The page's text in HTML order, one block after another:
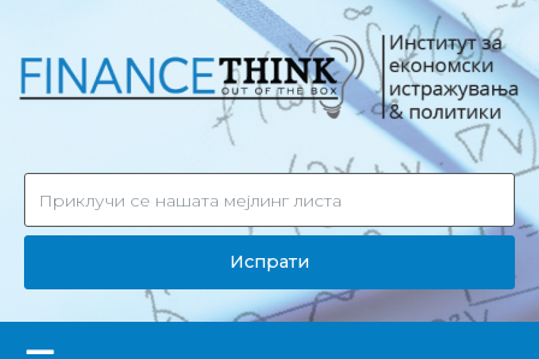
Испрати